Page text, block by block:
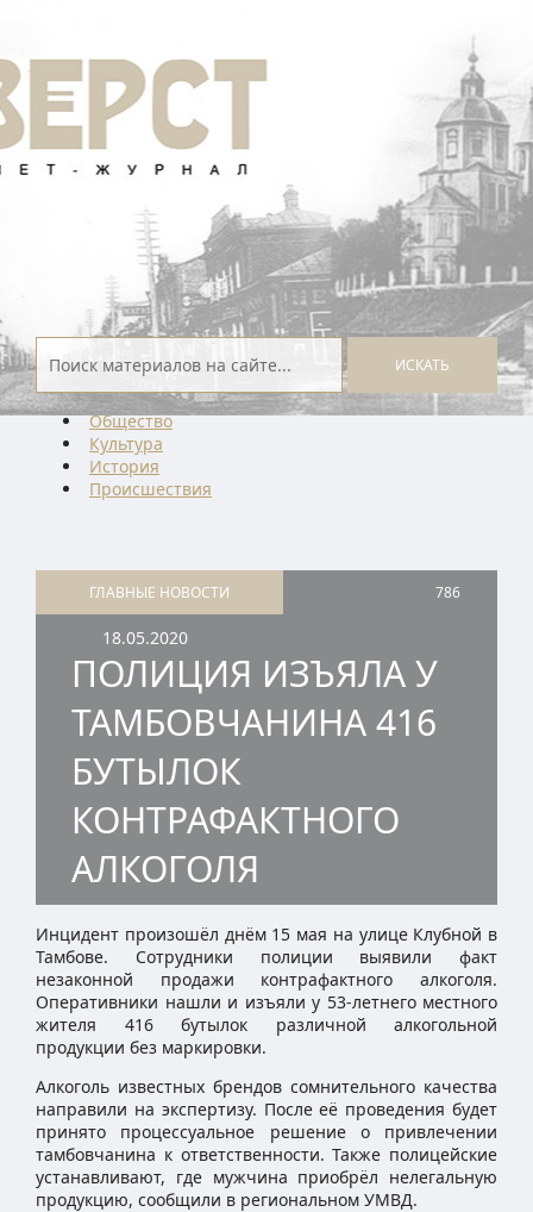
ИСКАТЬ
Общество
Культура
История
Проиcшествия
ГЛАВНЫЕ НОВОСТИ 786
18.05.2020
ПОЛИЦИЯ ИЗЪЯЛА У
ТАМБОВЧАНИНА 416
БУТЫЛОК
КОНТРАФАКТНОГО
АЛКОГОЛЯ
Инцидент произошёл днём 15 мая на улице Клубной в
Тамбове. Сотрудники полиции выявили факт
незаконной продажи контрафактного алкоголя.
Оперативники нашли и изъяли у 53-летнего местного
жителя 416 бутылок различной алкогольной
продукции без маркировки.
Алкоголь известных брендов сомнительного качества
направили на экспертизу. После её проведения будет
принято процессуальное решение о привлечении
тамбовчанина к ответственности. Также полицейские
устанавливают, где мужчина приобрёл нелегальную
продукцию, сообщили в региональном УМВД.